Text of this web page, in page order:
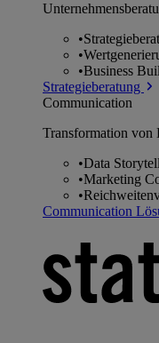
•
•
•Business
Strategieberatung
Communication
Transformation von
•Data
•Marketing
•
Communication